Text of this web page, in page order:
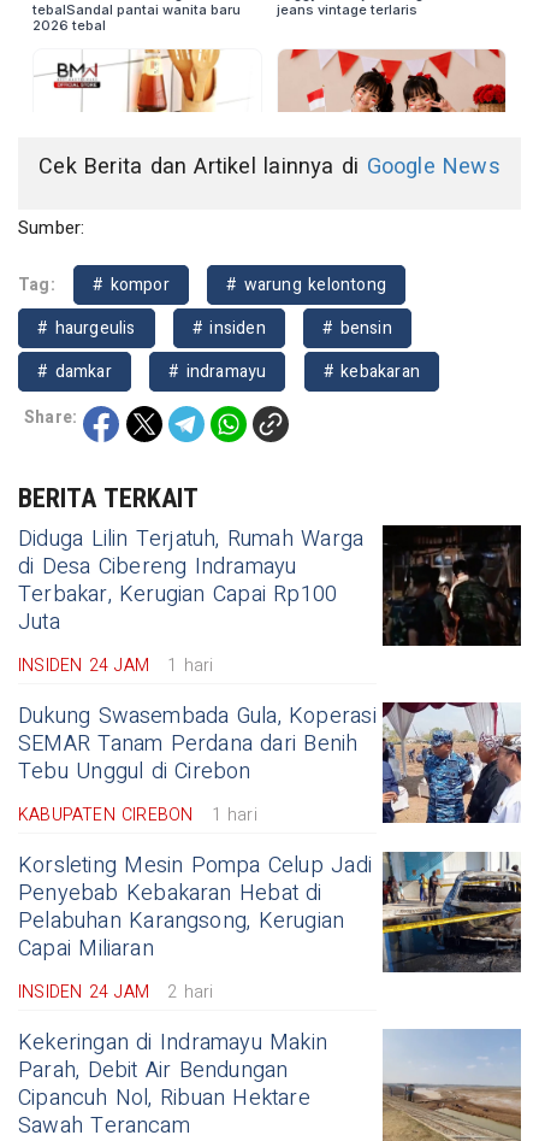
Cek Berita dan Artikel lainnya di Google News
Sumber:
Tag: # kompor
# warung kelontong
# haurgeulis
# insiden
# bensin
# damkar
# indramayu
# kebakaran
Share:
BERITA TERKAIT
Diduga Lilin Terjatuh, Rumah Warga
di Desa Cibereng Indramayu
Terbakar, Kerugian Capai Rp100
Juta
INSIDEN 24 JAM 1 hari
Dukung Swasembada Gula, Koperasi
SEMAR Tanam Perdana dari Benih
Tebu Unggul di Cirebon
KABUPATEN CIREBON 1 hari
Korsleting Mesin Pompa Celup Jadi
Penyebab Kebakaran Hebat di
Pelabuhan Karangsong, Kerugian
Capai Miliaran
INSIDEN 24 JAM 2 hari
Kekeringan di Indramayu Makin
Parah, Debit Air Bendungan
Cipancuh Nol, Ribuan Hektare
Sawah Terancam